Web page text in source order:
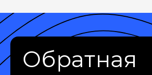
Обратная